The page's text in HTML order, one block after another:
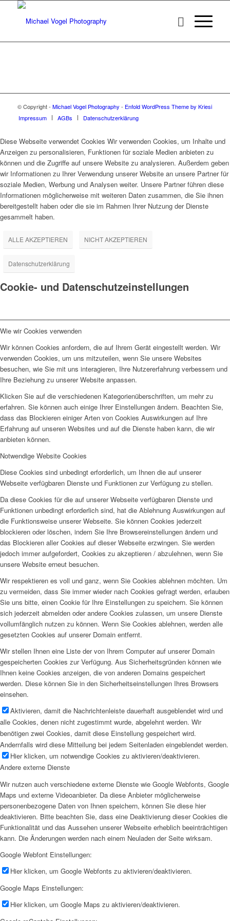
© Copyright - Michael Vogel Photography - Enfold WordPress Theme by Kriesi
Impressum
AGBs Datenschutzerklärung
Diese Webseite verwendet Cookies Wir verwenden Cookies, um Inhalte und
Anzeigen zu personalisieren, Funktionen für soziale Medien anbieten zu
können und die Zugriffe auf unsere Website zu analysieren. Außerdem geben
wir Informationen zu Ihrer Verwendung unserer Website an unsere Partner für
soziale Medien, Werbung und Analysen weiter. Unsere Partner führen diese
Informationen möglicherweise mit weiteren Daten zusammen, die Sie ihnen
bereitgestellt haben oder die sie im Rahmen Ihrer Nutzung der Dienste
gesammelt haben.
ALLE AKZEPTIEREN NICHT AKZEPTIEREN
Datenschutzerklärung
Cookie- und Datenschutzeinstellungen
Wie wir Cookies verwenden
Wir können Cookies anfordern, die auf Ihrem Gerät eingestellt werden. Wir
verwenden Cookies, um uns mitzuteilen, wenn Sie unsere Websites
besuchen, wie Sie mit uns interagieren, Ihre Nutzererfahrung verbessern und
Ihre Beziehung zu unserer Website anpassen.
Klicken Sie auf die verschiedenen Kategorienüberschriften, um mehr zu
erfahren. Sie können auch einige Ihrer Einstellungen ändern. Beachten Sie,
dass das Blockieren einiger Arten von Cookies Auswirkungen auf Ihre
Erfahrung auf unseren Websites und auf die Dienste haben kann, die wir
anbieten können.
Notwendige Website Cookies
Diese Cookies sind unbedingt erforderlich, um Ihnen die auf unserer
Webseite verfügbaren Dienste und Funktionen zur Verfügung zu stellen.
Da diese Cookies für die auf unserer Webseite verfügbaren Dienste und
Funktionen unbedingt erforderlich sind, hat die Ablehnung Auswirkungen auf
die Funktionsweise unserer Webseite. Sie können Cookies jederzeit
blockieren oder löschen, indem Sie Ihre Browsereinstellungen ändern und
das Blockieren aller Cookies auf dieser Webseite erzwingen. Sie werden
jedoch immer aufgefordert, Cookies zu akzeptieren / abzulehnen, wenn Sie
unsere Website erneut besuchen.
Wir respektieren es voll und ganz, wenn Sie Cookies ablehnen möchten. Um
zu vermeiden, dass Sie immer wieder nach Cookies gefragt werden, erlauben
Sie uns bitte, einen Cookie für Ihre Einstellungen zu speichern. Sie können
sich jederzeit abmelden oder andere Cookies zulassen, um unsere Dienste
vollumfänglich nutzen zu können. Wenn Sie Cookies ablehnen, werden alle
gesetzten Cookies auf unserer Domain entfernt.
Wir stellen Ihnen eine Liste der von Ihrem Computer auf unserer Domain
gespeicherten Cookies zur Verfügung. Aus Sicherheitsgründen können wie
Ihnen keine Cookies anzeigen, die von anderen Domains gespeichert
werden. Diese können Sie in den Sicherheitseinstellungen Ihres Browsers
einsehen.
Aktivieren, damit die Nachrichtenleiste dauerhaft ausgeblendet wird und
alle Cookies, denen nicht zugestimmt wurde, abgelehnt werden. Wir
benötigen zwei Cookies, damit diese Einstellung gespeichert wird.
Andernfalls wird diese Mitteilung bei jedem Seitenladen eingeblendet werden.
Hier klicken, um notwendige Cookies zu aktivieren/deaktivieren.
Andere externe Dienste
Wir nutzen auch verschiedene externe Dienste wie Google Webfonts, Google
Maps und externe Videoanbieter. Da diese Anbieter möglicherweise
personenbezogene Daten von Ihnen speichern, können Sie diese hier
deaktivieren. Bitte beachten Sie, dass eine Deaktivierung dieser Cookies die
Funktionalität und das Aussehen unserer Webseite erheblich beeinträchtigen
kann. Die Änderungen werden nach einem Neuladen der Seite wirksam.
Google Webfont Einstellungen:
Hier klicken, um Google Webfonts zu aktivieren/deaktivieren.
Google Maps Einstellungen:
Hier klicken, um Google Maps zu aktivieren/deaktivieren.